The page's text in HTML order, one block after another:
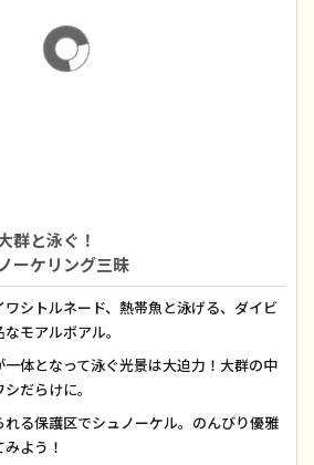
群と泳ぐ！
ーケリング三昧
シトルネード、熱帯魚と泳げる、ダイビ
モアルボアル。
体となって泳ぐ光景は大迫力！大群の中
だらけに。
る保護区でシュノーケル。のんびり優雅
よう！